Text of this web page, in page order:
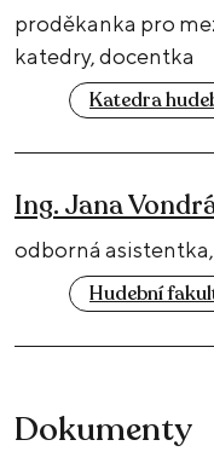
proděkanka pro
katedry, docentka
Katedra
Ing. Jana
odborná
Hudební
Dokumenty